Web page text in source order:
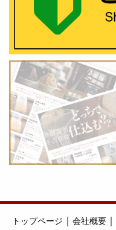
トップページ ｜ 会社概要 ｜